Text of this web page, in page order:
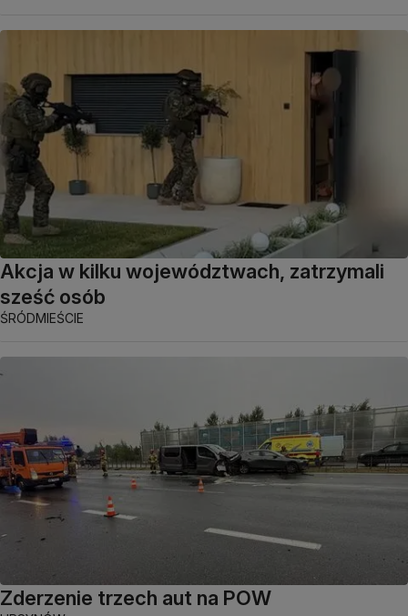
Akcja w kilku województwach, zatrzymali
sześć osób
ŚRÓDMIEŚCIE
Zderzenie trzech aut na POW